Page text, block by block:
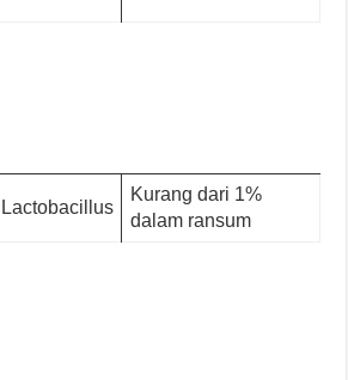
Lactobacillus
Kurang dari 1%
dalam ransum